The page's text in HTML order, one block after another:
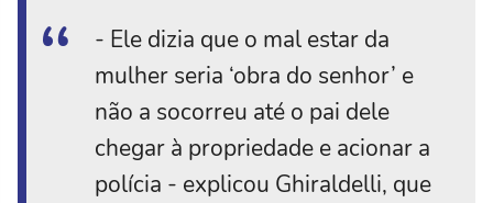
- Ele dizia que o mal estar da
mulher seria ‘obra do senhor’ e
não a socorreu até o pai dele
chegar à propriedade e acionar a
polícia - explicou Ghiraldelli, que